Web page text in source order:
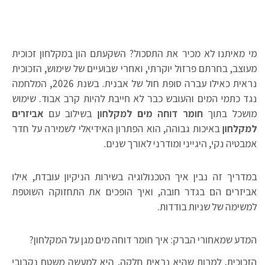
מי מאיתנו לא מכיר את התסכול? השקעתם הון במקלחון זכוכית
מעוצב, בחרתם פרזול יוקרתי, ואחרי שבועיים של שימוש, הזכוכית
נראית כאילו עברה סופת חול של אבנית. בשנת 2026, המלחמה
נגד כתמי המים והעובש כבר לא חייבת להיות קרב אבוד. שימוש
מושכל בתוך חומר דוחה מים למקלחון בשילוב עם אביזרים
למקלחון באיכות גבוהה, הוא הפתרון האידיאלי לשמירה על חדר
אמבטיה נקי, היגייני ומודרני לאורך שנים.
במדריך זה נבין איך הטכנולוגיה בשירות הניקיון עובדת, אילו
אביזרים הם בגדר חובה, ואיך הופכים את התחזוקה השוטפת
למשימה של שניות בודדות.
המדע שמאחורי הברק: איך חומר דוחה מים מגן על המקלחון?
הזכוכית, למרות שהיא נראית חלקה, היא למעשה משטח נקבובי